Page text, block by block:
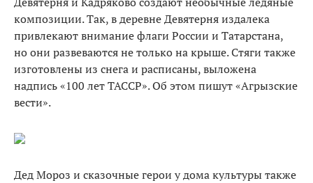
композиции. Так, в деревне Девятерня издалека
привлекают внимание флаги России и Татарстана,
но они развеваются не только на крыше. Стяги также
изготовлены из снега и расписаны, выложена
надпись «100 лет ТАССР». Об этом пишут «Агрызские
вести».
Дед Мороз и сказочные герои у дома культуры также